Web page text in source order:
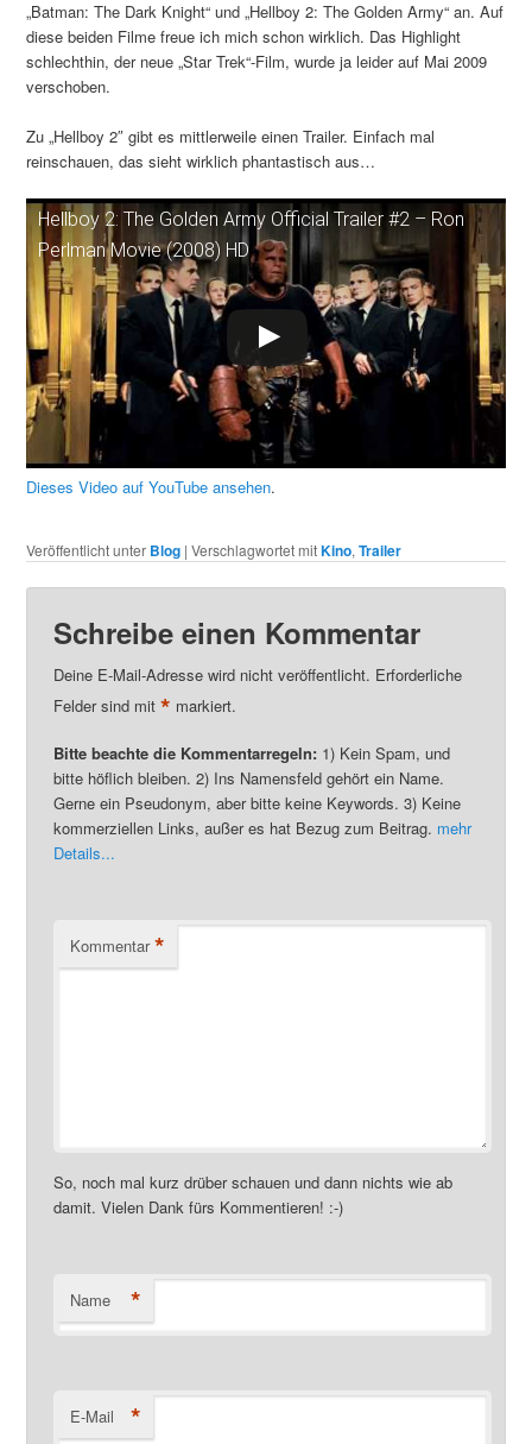
„Batman: The Dark Knight“ und „Hellboy 2: The Golden Army“ an. Auf
diese beiden Filme freue ich mich schon wirklich. Das Highlight
schlechthin, der neue „Star Trek“-Film, wurde ja leider auf Mai 2009
verschoben.
Zu „Hellboy 2″ gibt es mittlerweile einen Trailer. Einfach mal
reinschauen, das sieht wirklich phantastisch aus…
Hellboy 2: The Golden Army Official Trailer #2 – Ron
Perlman Movie (2008) HD
Dieses Video auf YouTube ansehen.
Veröffentlicht unter Blog |Verschlagwortet mitKino,Trailer
Schreibe einen Kommentar
Deine E-Mail-Adresse wird nicht veröffentlicht. Erforderliche
Felder sind mit * markiert.
Bitte beachte die Kommentarregeln:1) Kein Spam, und
bitte höflich bleiben. 2) Ins Namensfeld gehört ein Name.
Gerne ein Pseudonym, aber bitte keine Keywords. 3) Keine
kommerziellen Links, außer es hat Bezug zum Beitrag. mehr
Details...
Kommentar *
So, noch mal kurz drüber schauen und dann nichts wie ab
damit. Vielen Dank fürs Kommentieren! :-)
Name *
E-Mail *